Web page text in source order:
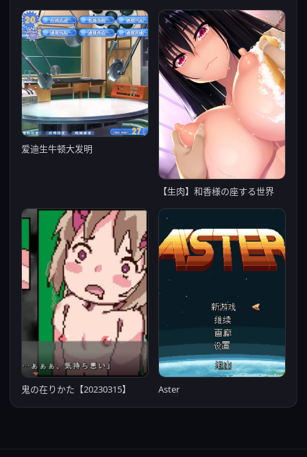
爱迪生牛顿大发明
【生肉】和香様の座する世界
鬼の在りかた【20230315】 Aster